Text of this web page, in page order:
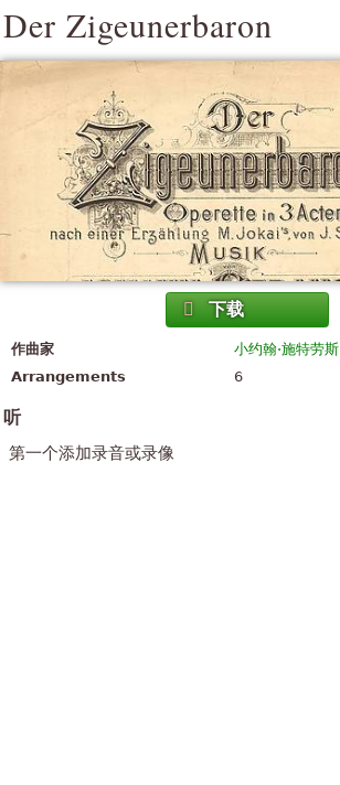
Der Zigeunerbaron
下载
作曲家
小约翰·施特劳斯
Arrangements
6
听
第一个添加录音或录像